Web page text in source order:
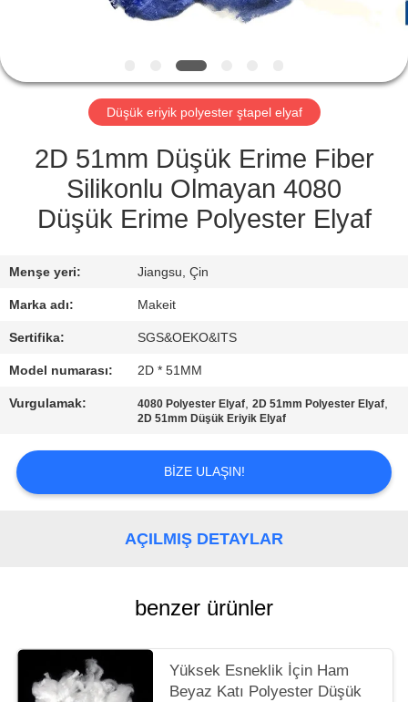
KONTROL
BIZE
ULAŞIN
HABERLER
TÜM
SERVIS
TALEPLERI
TEKLIF
SITE
HARITASI
PRIVACY
Düşük eriyik polyester ştapel elyaf
2D 51mm Düşük Erime Fiber
Silikonlu Olmayan 4080
Düşük Erime Polyester Elyaf
Menşe yeri: Jiangsu, Çin
Marka adı: Makeit
Sertifika: SGS&OEKO&ITS
Model numarası: 2D * 51MM
Vurgulamak: 4080 Polyester Elyaf,2D 51mm Polyester Elyaf,
2D 51mm Düşük Eriyik Elyaf
BIZE ULAŞIN!
AÇILMIŞ DETAYLAR
benzer ürünler
Yüksek Esneklik İçin Ham
Beyaz Katı Polyester Düşük